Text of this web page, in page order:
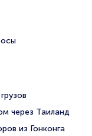
через Таиланд
из Гонконга